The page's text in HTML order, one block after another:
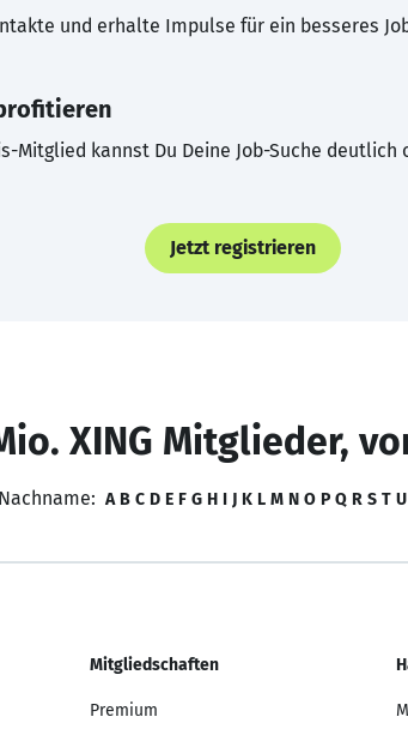
und erhalte Impulse für ein besseres
Mitglied kannst Du Deine Job-Suche deutlich
Jetzt registrieren
XING Mitglieder,
Nachname: A B C D E F G H I J K L M N O P Q R S T U
Mitgliedschaften
Premium